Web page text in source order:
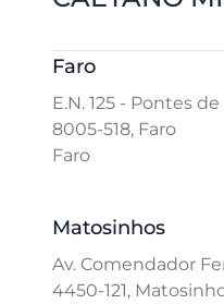
Faro
E.N. 125 - Pontes
8005-518, Faro
Faro
Matosinhos
Av. Comendador
4450-121,